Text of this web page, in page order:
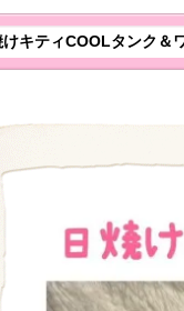
キティCOOLタンク＆